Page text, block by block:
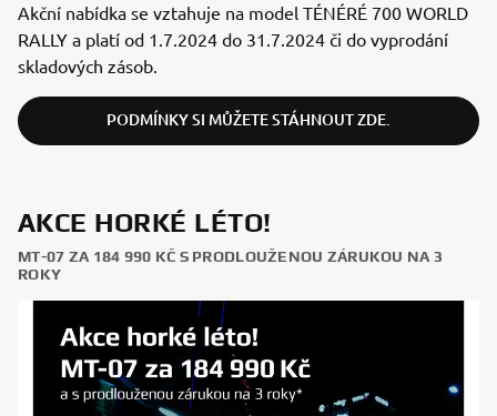
Akční nabídka se vztahuje na model TÉNÉRÉ 700 WORLD
RALLY a platí od 1.7.2024 do 31.7.2024 či do vyprodání
skladových zásob.
PODMÍNKY SI MŮŽETE STÁHNOUT ZDE.
AKCE HORKÉ LÉTO!
MT-07 ZA 184 990 KČ S PRODLOUŽENOU ZÁRUKOU NA 3
ROKY